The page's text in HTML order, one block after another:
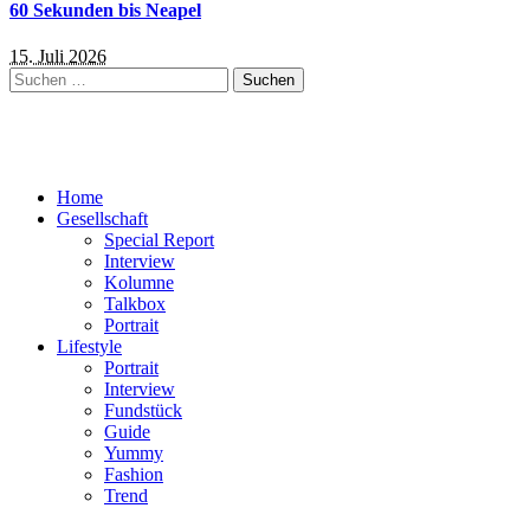
60 Sekunden bis Neapel
15. Juli 2026
Suchen
nach:
Home
Gesellschaft
Special Report
Interview
Kolumne
Talkbox
Portrait
Lifestyle
Portrait
Interview
Fundstück
Guide
Yummy
Fashion
Trend